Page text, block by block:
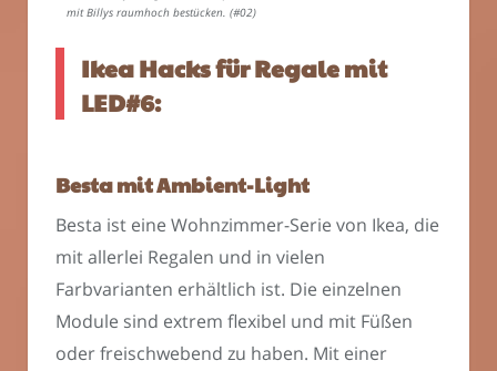
mit Billys raumhoch bestücken. (#02)
Ikea Hacks für Regale mit
LED#6:
Besta mit Ambient-Light
Besta ist eine Wohnzimmer-Serie von Ikea, die
mit allerlei Regalen und in vielen
Farbvarianten erhältlich ist. Die einzelnen
Module sind extrem flexibel und mit Füßen
oder freischwebend zu haben. Mit einer